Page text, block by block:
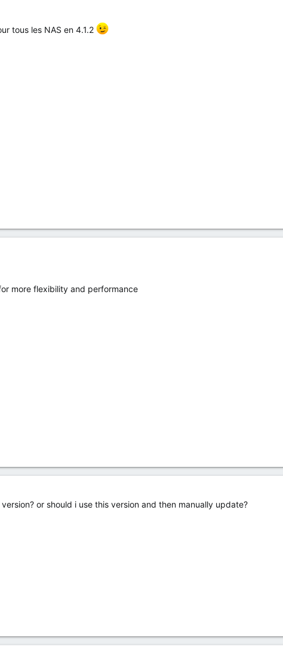
tous les NAS en 4.1.2
more flexibility and performance
or should i use this version and then manually update?